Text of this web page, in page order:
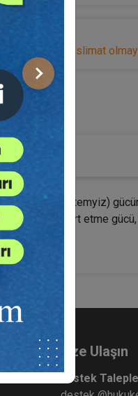
Sonraki
herhangi bir teslimat
Hukuk
ayırt etme (temyiz)
Ayırt etme
Bize Ulaşın
Destek